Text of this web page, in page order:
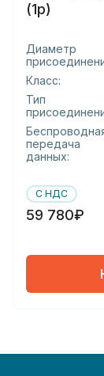
(1р)
Диаметр
Класс:
Тип
передача
данных:
С НДС
59 780₽